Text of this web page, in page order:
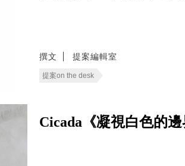
撰文 提案編輯室
提案on the desk
Cicada《凝視白色的